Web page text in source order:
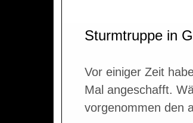
Sturmtruppe in
Vor einiger Zeit
Mal angeschafft.
vorgenommen den